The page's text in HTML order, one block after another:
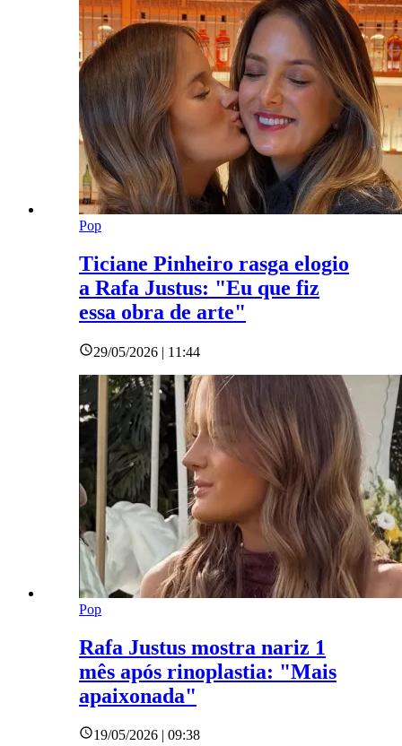
Pop
Ticiane Pinheiro rasga elogio
a Rafa Justus: "Eu que fiz
essa obra de arte"
29/05/2026 | 11:44
Pop
Rafa Justus mostra nariz 1
mês após rinoplastia: "Mais
apaixonada"
19/05/2026 | 09:38